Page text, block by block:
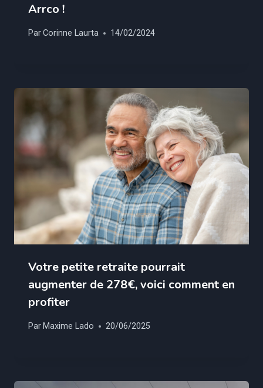
Arrco !
ParCorinne Laurta 14/02/2024
Votre petite retraite pourrait
augmenter de 278€, voici comment en
profiter
Par Maxime Lado 20/06/2025